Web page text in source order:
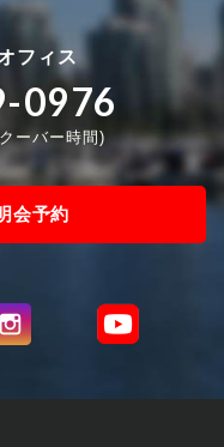
フィス
0976
ーバー時間)
会予約